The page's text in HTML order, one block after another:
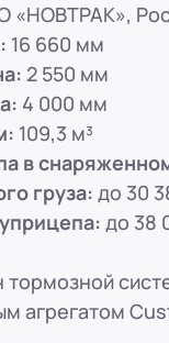
8 (800) 250-25-
8 (800) 250-25-
8 (800) 250-25-
ул.
8 (800) 250-25-
«НОВТРАК»,
16 660 мм
2 550 мм
4 000 мм
109,3 м³
в
груза: до 30
до 38
агрегатом